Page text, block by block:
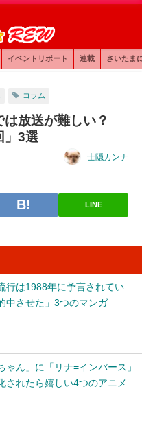
イベントリポート 連載 さいたま
コラム
は放送が難しい？
」3選
士隠カンナ
LINE
行は1988年に予言されてい
させた」3つのマンガ
ゃん」に「リナ=インバース」
れたら嬉しい4つのアニメ